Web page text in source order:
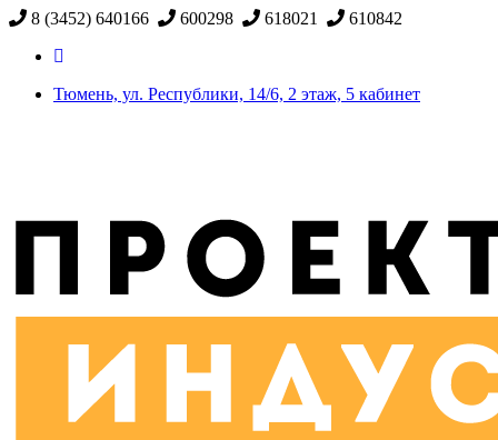
8 (3452) 640166 600298 618021 610842
Тюмень, ул. Республики, 14/6, 2 этаж, 5 кабинет